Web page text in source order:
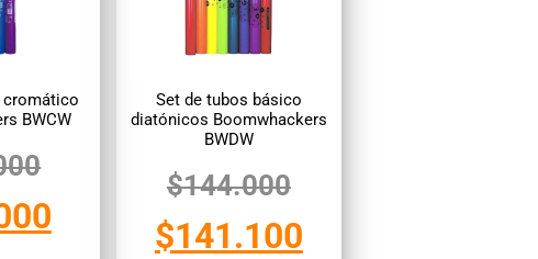
cromático
BWCW
Set de tubos básico
diatónicos Boomwhackers
BWDW
$144.000
$141.100